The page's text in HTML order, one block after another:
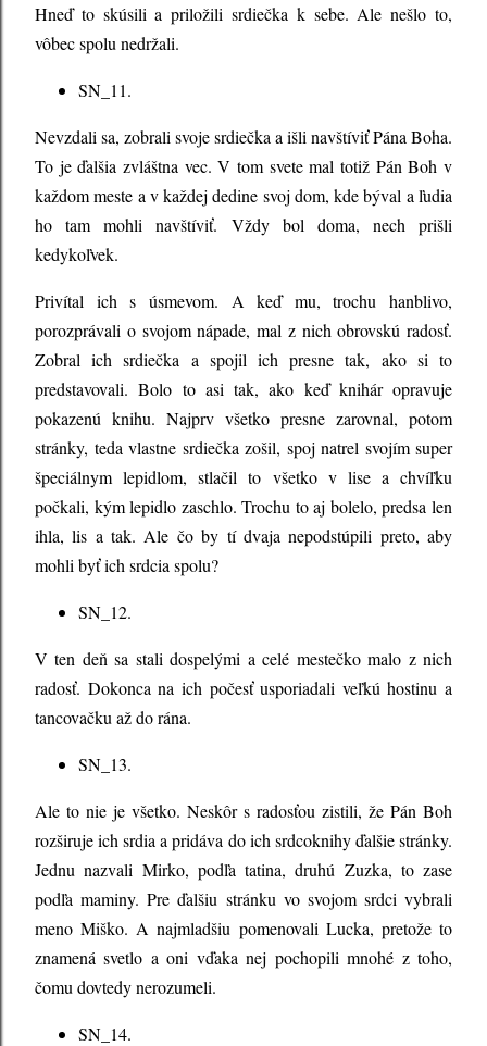
Hneď to skúsili a priložili srdiečka k sebe. Ale nešlo to,
vôbec spolu nedržali.
SN_11.
Nevzdali sa, zobrali svoje srdiečka a išli navštíviť Pána Boha.
To je ďalšia zvláštna vec. V tom svete mal totiž Pán Boh v
každom meste a v každej dedine svoj dom, kde býval a ľudia
ho tam mohli navštíviť. Vždy bol doma, nech prišli
kedykoľvek.
Privítal ich s úsmevom. A keď mu, trochu hanblivo,
porozprávali o svojom nápade, mal z nich obrovskú radosť.
Zobral ich srdiečka a spojil ich presne tak, ako si to
predstavovali. Bolo to asi tak, ako keď knihár opravuje
pokazenú knihu. Najprv všetko presne zarovnal, potom
stránky, teda vlastne srdiečka zošil, spoj natrel svojím super
špeciálnym lepidlom, stlačil to všetko v lise a chvíľku
počkali, kým lepidlo zaschlo. Trochu to aj bolelo, predsa len
ihla, lis a tak. Ale čo by tí dvaja nepodstúpili preto, aby
mohli byť ich srdcia spolu?
SN_12.
V ten deň sa stali dospelými a celé mestečko malo z nich
radosť. Dokonca na ich počesť usporiadali veľkú hostinu a
tancovačku až do rána.
SN_13.
Ale to nie je všetko. Neskôr s radosťou zistili, že Pán Boh
rozširuje ich srdia a pridáva do ich srdcoknihy ďalšie stránky.
Jednu nazvali Mirko, podľa tatina, druhú Zuzka, to zase
podľa maminy. Pre ďalšiu stránku vo svojom srdci vybrali
meno Miško. A najmladšiu pomenovali Lucka, pretože to
znamená svetlo a oni vďaka nej pochopili mnohé z toho,
čomu dovtedy nerozumeli.
SN_14.